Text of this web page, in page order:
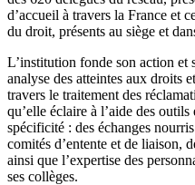
d’accueil à travers la France et
du droit, présents au siège et
L’institution fonde son action et
analyse des atteintes aux droits
travers le traitement des
qu’elle éclaire à l’aide des
spécificité : des échanges
comités d’entente et de liaison,
ainsi que l’expertise des
ses collèges.